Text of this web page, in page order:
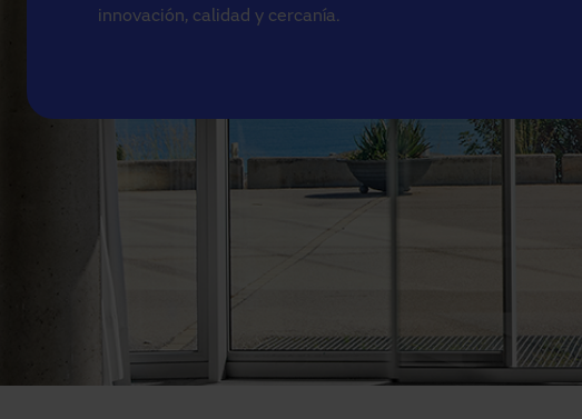
innovación, calidad y cercanía.